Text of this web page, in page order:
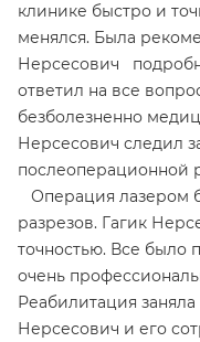
клинике быстро и
менялся. Была
Нерсесович
ответил на все
безболезненно
Нерсесович следил
послеоперационной
Операция лазером
разрезов. Гагик
точностью. Все было
очень
Реабилитация
Нерсесович и его